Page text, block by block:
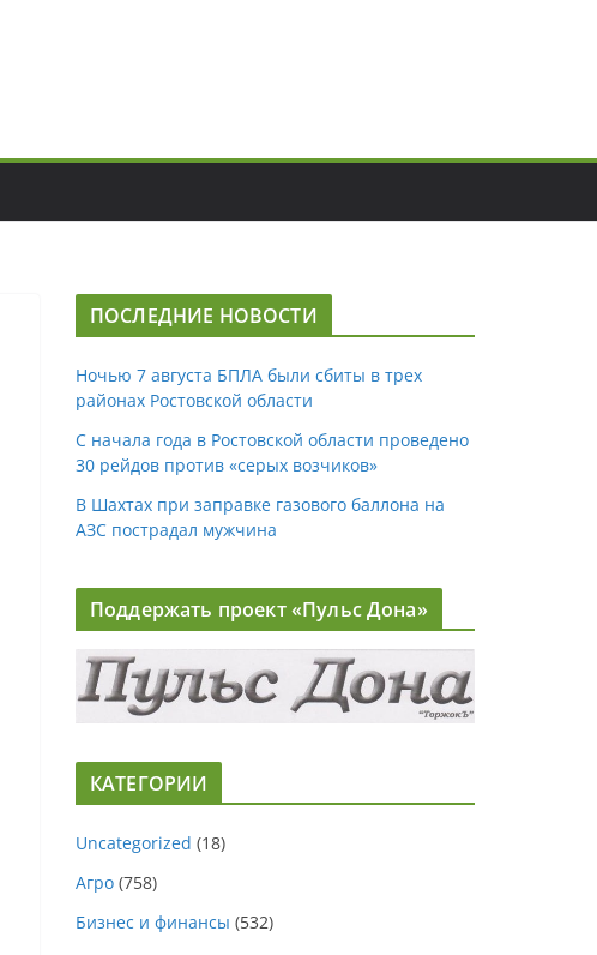
ПОСЛЕДНИЕ НОВОСТИ
Ночью 7 августа БПЛА были сбиты в трех
районах Ростовской области
С начала года в Ростовской области проведено
30 рейдов против «серых возчиков»
В Шахтах при заправке газового баллона на
АЗС пострадал мужчина
Поддержать проект «Пульс Дона»
КАТЕГОРИИ
Uncategorized (18)
Агро (758)
Бизнес и финансы (532)